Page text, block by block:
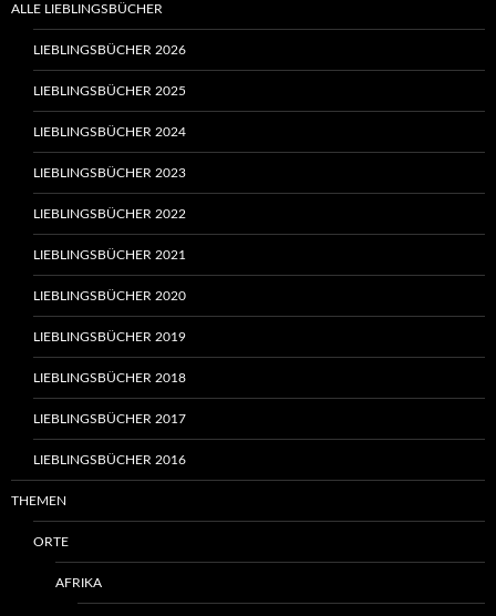
ALLE LIEBLINGSBÜCHER
LIEBLINGSBÜCHER 2026
LIEBLINGSBÜCHER 2025
LIEBLINGSBÜCHER 2024
LIEBLINGSBÜCHER 2023
LIEBLINGSBÜCHER 2022
LIEBLINGSBÜCHER 2021
LIEBLINGSBÜCHER 2020
LIEBLINGSBÜCHER 2019
LIEBLINGSBÜCHER 2018
LIEBLINGSBÜCHER 2017
LIEBLINGSBÜCHER 2016
THEMEN
ORTE
AFRIKA